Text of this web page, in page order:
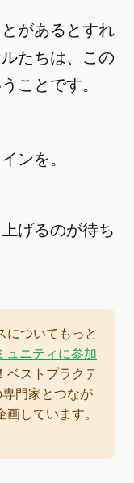
があるとすれ
たちは、この
ことです。
ンを。
げるのが待ち
についてもっと
ニティに参加
！ベストプラクテ
門家とつなが
しています。